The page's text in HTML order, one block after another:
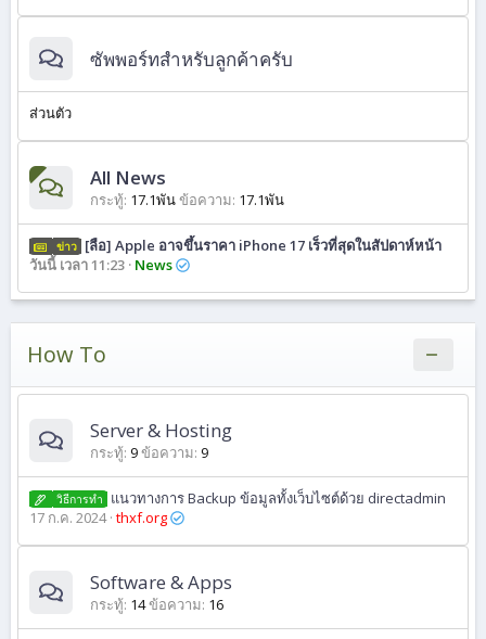
ซัพพอร์ทสำหรับลูกค้าครับ
ส่วนตัว
All News
กระทู้ 17.1พันข้อความ 17.1พัน
ข่าว [ลือ] Apple อาจขึ้นราคา iPhone 17 เร็วที่สุดในสัปดาห์หน้า
วันนี้ เวลา 11:23 News
How To
Server & Hosting
กระทู้ 9ข้อความ 9
วิธีการทํา
แนวทางการ Backup ข้อมูลทั้งเว็บไซต์ด้วย directadmin
17 ก.ค. 2024 thxf.org
Software & Apps
กระทู้ 14ข้อความ 16